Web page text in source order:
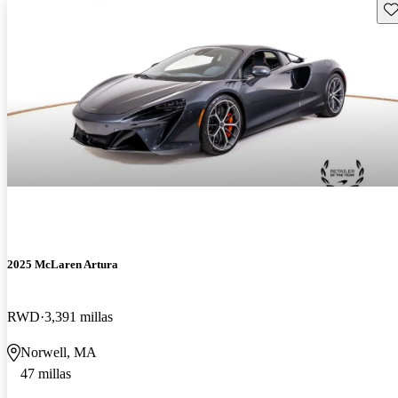
2025 McLaren Artura
RWD 3,391 millas
Norwell, MA
47 millas